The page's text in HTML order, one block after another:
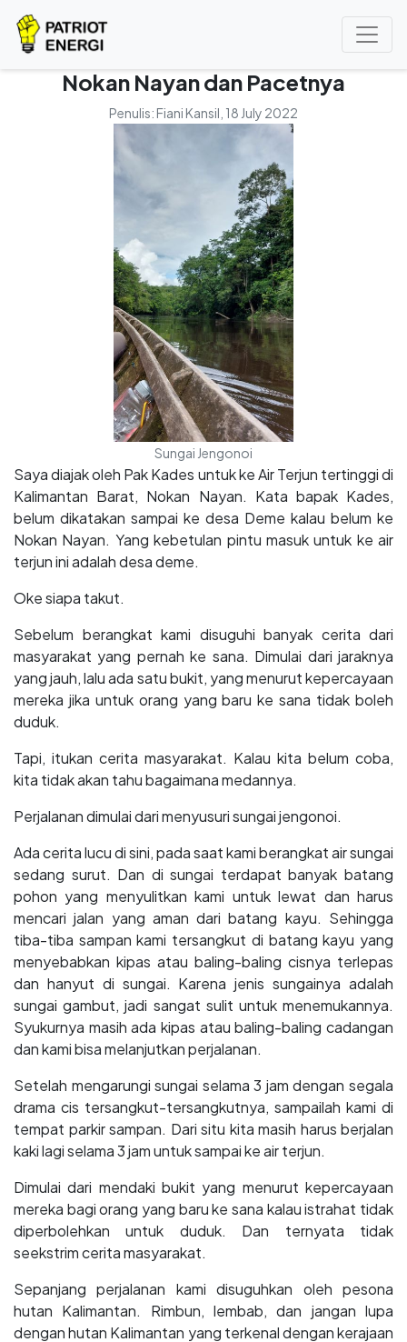
Nokan Nayan dan Pacetnya
Penulis: Fiani Kansil , 18 July 2022
Sungai Jengonoi
Saya diajak oleh Pak Kades untuk ke Air Terjun tertinggi di
Kalimantan Barat, Nokan Nayan. Kata bapak Kades,
belum dikatakan sampai ke desa Deme kalau belum ke
Nokan Nayan. Yang kebetulan pintu masuk untuk ke air
terjun ini adalah desa deme.
Oke siapa takut.
Sebelum berangkat kami disuguhi banyak cerita dari
masyarakat yang pernah ke sana. Dimulai dari jaraknya
yang jauh, lalu ada satu bukit, yang menurut kepercayaan
mereka jika untuk orang yang baru ke sana tidak boleh
duduk.
Tapi, itukan cerita masyarakat. Kalau kita belum coba,
kita tidak akan tahu bagaimana medannya.
Perjalanan dimulai dari menyusuri sungai jengonoi.
Ada cerita lucu di sini, pada saat kami berangkat air sungai
sedang surut. Dan di sungai terdapat banyak batang
pohon yang menyulitkan kami untuk lewat dan harus
mencari jalan yang aman dari batang kayu. Sehingga
tiba-tiba sampan kami tersangkut di batang kayu yang
menyebabkan kipas atau baling-baling cisnya terlepas
dan hanyut di sungai. Karena jenis sungainya adalah
sungai gambut, jadi sangat sulit untuk menemukannya.
Syukurnya masih ada kipas atau baling-baling cadangan
dan kami bisa melanjutkan perjalanan.
Setelah mengarungi sungai selama 3 jam dengan segala
drama cis tersangkut-tersangkutnya, sampailah kami di
tempat parkir sampan. Dari situ kita masih harus berjalan
kaki lagi selama 3 jam untuk sampai ke air terjun.
Dimulai dari mendaki bukit yang menurut kepercayaan
mereka bagi orang yang baru ke sana kalau istrahat tidak
diperbolehkan untuk duduk. Dan ternyata tidak
seekstrim cerita masyarakat.
Sepanjang perjalanan kami disuguhkan oleh pesona
hutan Kalimantan. Rimbun, lembab, dan jangan lupa
dengan hutan Kalimantan yang terkenal dengan kerajaan